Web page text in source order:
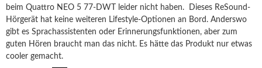
beim Quattro NEO 5 77-DWT leider nicht haben. Dieses ReSound-
Hörgerät hat keine weiteren Lifestyle-Optionen an Bord. Anderswo
gibt es Sprachassistenten oder Erinnerungsfunktionen, aber zum
guten Hören braucht man das nicht. Es hätte das Produkt nur etwas
cooler gemacht.